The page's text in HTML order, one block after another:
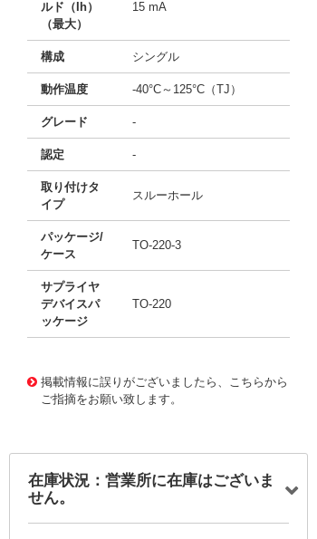
ルド（Ih）
（最大）
15 mA
構成 シングル
動作温度 -40°C～125°C（TJ）
グレード -
認定 -
取り付けタ
イプ
スルーホール
パッケージ/
ケース
TO-220-3
サプライヤ
デバイスパ
ッケージ
TO-220
掲載情報に誤りがございましたら、こちらから
ご指摘をお願い致します。
在庫状況：営業所に在庫はございま
せん。